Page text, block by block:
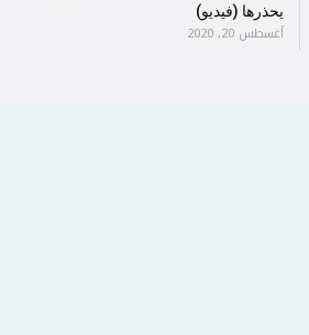
يحذرها (فيديو)
أغسطس 20, 2020